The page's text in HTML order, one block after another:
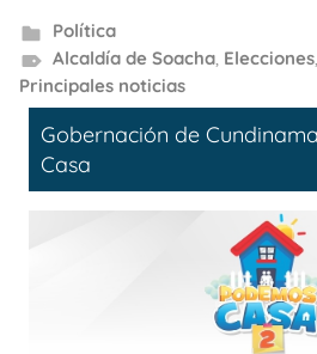
Política
Alcaldía de Soacha, Elecciones,
Principales noticias
Gobernación de
Casa